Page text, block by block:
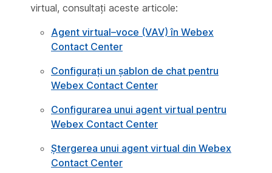
virtual, consultați aceste articole:
Agent virtual–voce (VAV) în Webex
Contact Center
Configurați un șablon de chat pentru
Webex Contact Center
Configurarea unui agent virtual pentru
Webex Contact Center
Ștergerea unui agent virtual din Webex
Contact Center